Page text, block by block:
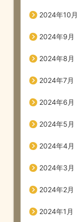
2024年10月
2024年9月
2024年8月
2024年7月
2024年6月
2024年5月
2024年4月
2024年3月
2024年2月
2024年1月